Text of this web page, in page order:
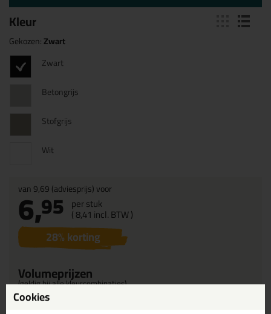
Kleur
Gekozen:Zwart
Zwart
Betongrijs
Stofgrijs
Wit
van9,69(adviesprijs) voor
6,95 per stuk
(8,41 incl. BTW )
28% korting
Volumeprijzen
(geldig bij alle kleurcombinaties)
12x6,55
Cookies